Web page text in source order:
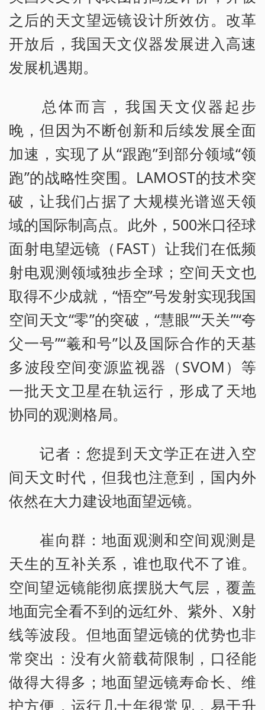
之后的天文望远镜设计所效仿。改革
开放后，我国天文仪器发展进入高速
发展机遇期。
总体而言，我国天文仪器起步
晚，但因为不断创新和后续发展全面
加速，实现了从“跟跑”到部分领域“领
跑”的战略性突围。LAMOST的技术突
破，让我们占据了大规模光谱巡天领
域的国际制高点。此外，500米口径球
面射电望远镜（FAST）让我们在低频
射电观测领域独步全球；空间天文也
取得不少成就，“悟空”号发射实现我国
空间天文“零”的突破，“慧眼”“天关”“夸
父一号”“羲和号”以及国际合作的天基
多波段空间变源监视器（SVOM）等
一批天文卫星在轨运行，形成了天地
协同的观测格局。
记者：您提到天文学正在进入空
间天文时代，但我也注意到，国内外
依然在大力建设地面望远镜。
崔向群：地面观测和空间观测是
天生的互补关系，谁也取代不了谁。
空间望远镜能彻底摆脱大气层，覆盖
地面完全看不到的远红外、紫外、X射
线等波段。但地面望远镜的优势也非
常突出：没有火箭载荷限制，口径能
做得大得多；地面望远镜寿命长、维
护方便，运行几十年很常见，易于升